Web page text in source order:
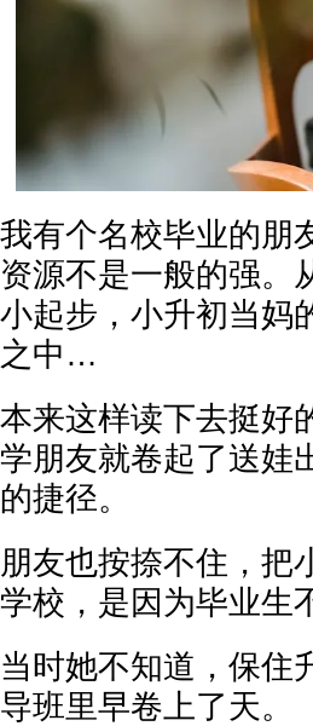
我有个名校毕业的朋
资源不是一般的强。
小起步，小升初当妈
之中…
本来这样读下去挺好
学朋友就卷起了送娃
的捷径。
朋友也按捺不住，把
学校，是因为毕业生
当时她不知道，保住
导班里早卷上了天。